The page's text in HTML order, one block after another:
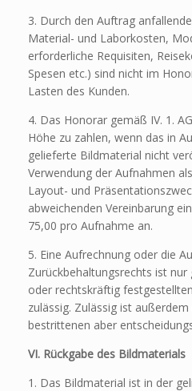
3. Durch den Auftrag
Material- und Laborkosten,
erforderliche Requisiten,
Spesen etc.) sind nicht im
Lasten des Kunden.
4. Das Honorar gemäß IV. 1.
Höhe zu zahlen, wenn das in
gelieferte Bildmaterial nicht
Verwendung der Aufnahmen
Layout- und
abweichenden Vereinbarung
75,00 pro Aufnahme an.
5. Eine Aufrechnung oder die
Zurückbehaltungsrechts ist
oder rechtskräftig
zulässig. Zulässig ist
bestrittenen aber
VI. Rückgabe des Bildmaterials
1. Das Bildmaterial ist in der